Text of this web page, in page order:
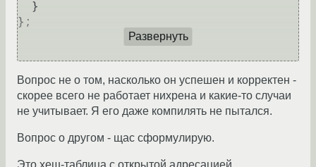
};
Развернуть
Вопрос не о том, насколько он успешен и корректен -
скорее всего не работает нихрена и какие-то случаи
не учитывает. Я его даже компилять не пытался.
Вопрос о другом - щас сформулирую.